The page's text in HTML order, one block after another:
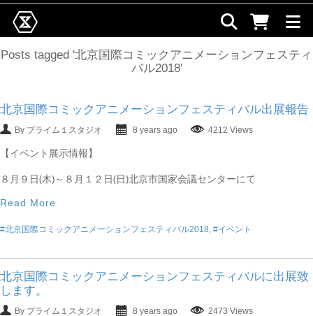
Posts tagged '北京国際コミックアニメーションフェスティ
バル2018'
北京国際コミックアニメーションフェスティバル出展報告
By プライム１スタジオ 8 years ago 4212 Views
【イベント展示情報】
８月９日(木)～８月１２日(日)北京市国家会議センターにて
Read More
#北京国際コミックアニメーションフェスティバル2018 #イベント
北京国際コミックアニメーションフェスティバルに出展致
します。
By プライム１スタジオ 8 years ago 2473 Views